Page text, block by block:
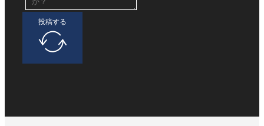
投稿する